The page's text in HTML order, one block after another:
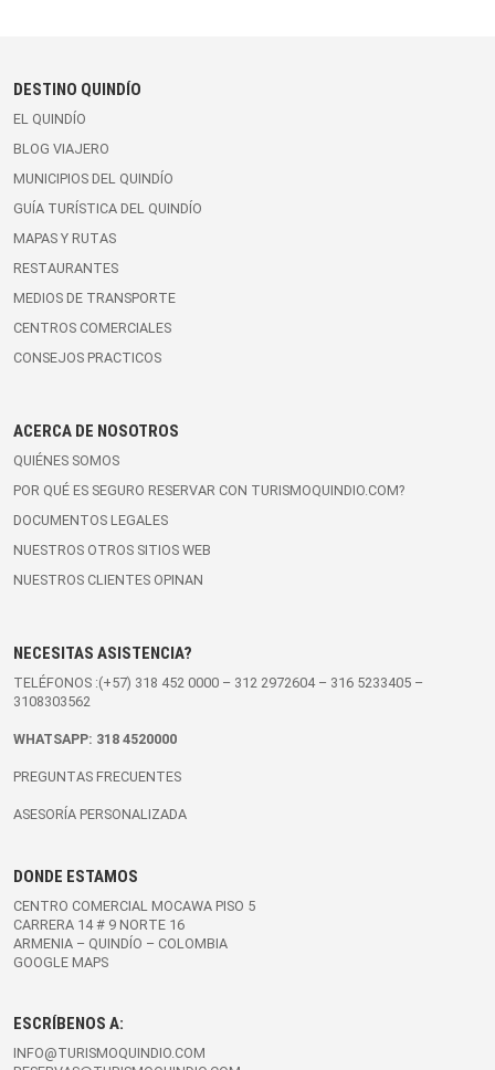
DESTINO QUINDÍO
EL QUINDÍO
BLOG VIAJERO
MUNICIPIOS DEL QUINDÍO
GUÍA TURÍSTICA DEL QUINDÍO
MAPAS Y RUTAS
RESTAURANTES
MEDIOS DE TRANSPORTE
CENTROS COMERCIALES
CONSEJOS PRACTICOS
ACERCA DE NOSOTROS
QUIÉNES SOMOS
POR QUÉ ES SEGURO RESERVAR CON TURISMOQUINDIO.COM?
DOCUMENTOS LEGALES
NUESTROS OTROS SITIOS WEB
NUESTROS CLIENTES OPINAN
NECESITAS ASISTENCIA?
TELÉFONOS :(+57) 318 452 0000 – 312 2972604– 316 5233405 –
3108303562
WHATSAPP: 318 4520000
PREGUNTAS FRECUENTES
ASESORÍA PERSONALIZADA
DONDE ESTAMOS
CENTRO COMERCIAL MOCAWA PISO 5
CARRERA 14 # 9 NORTE 16
ARMENIA – QUINDÍO – COLOMBIA
GOOGLE MAPS
ESCRÍBENOS A:
INFO@TURISMOQUINDIO.COM